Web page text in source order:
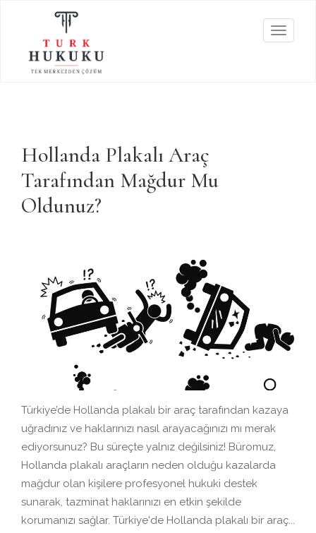
T
Hollanda Plakalı Araç
Tarafından Mağdur Mu
Oldunuz?
Türkiye’de Hollanda plakalı bir araç tarafından kazaya
uğradınız ve haklarınızı nasıl arayacağınızı mı merak
ediyorsunuz? Bu süreçte yalnız değilsiniz! Büromuz,
Hollanda plakalı araçların neden olduğu kazalarda
mağdur olan kişilere profesyonel hukuki destek
sunarak, tazminat haklarınızı en etkin şekilde
korumanızı sağlar. Türkiye'de Hollanda plakalı bir araç...